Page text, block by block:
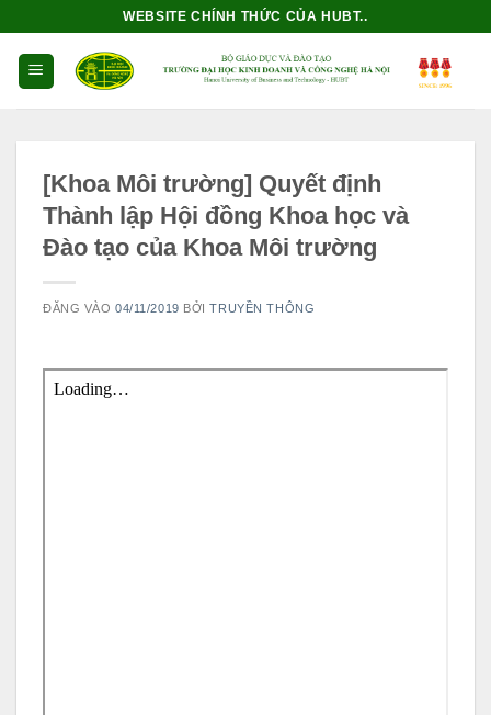
dung
WEBSITE CHÍNH THỨC CỦA HUBT..
[Khoa Môi trường] Quyết định
Thành lập Hội đồng Khoa học và
Đào tạo của Khoa Môi trường
ĐĂNG VÀO04/11/2019 BỞITRUYỀN THÔNG